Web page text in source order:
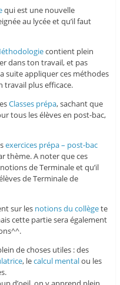
qui est une nouvelle
au lycée et qu’il faut
contient plein
dans ton travail, et pas
suite appliquer ces méthodes
travail plus efficace.
Classes prépa, sachant que
tous les élèves en post-bac,
exercices prépa – post-bac
thème. A noter que ces
de Terminale et qu’il
de Terminale de
sur les notions du collègete
cette partie sera également
de choses utiles : des
, lecalcul mentalou les